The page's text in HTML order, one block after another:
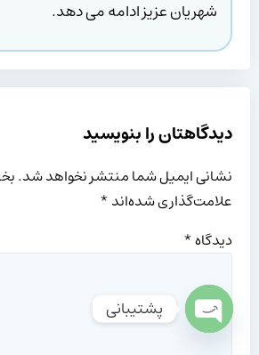
شهریان عزیز ادامه می دهد.
دیدگاهتان را بنویسید
نشانی ایمیل شما منتشر نخواهد شد.
علامت‌گذاری شده‌اند*
دیدگاه*
پشتیبانی